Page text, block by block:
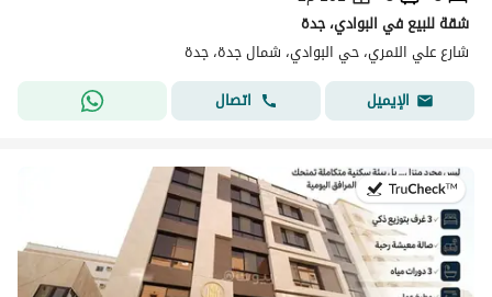
شقة للبيع في البوادي، جدة
شارع علي النمري، حي البوادي، شمال جدة، جدة
الإيميل
اتصال
في:22 يوليو 2026